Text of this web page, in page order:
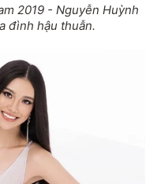
2019 - Nguyễn Huỳnh
đình hậu thuẫn.